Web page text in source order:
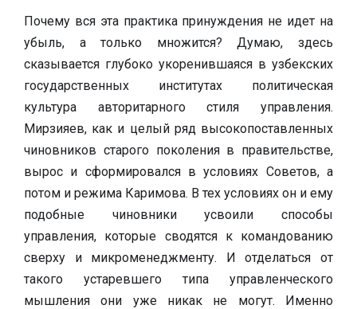
Почему вся эта практика принуждения не идет на
убыль, а только множится? Думаю, здесь
сказывается глубоко укоренившаяся в узбекских
государственных институтах политическая
культура авторитарного стиля управления.
Мирзияев, как и целый ряд высокопоставленных
чиновников старого поколения в правительстве,
вырос и сформировался в условиях Советов, а
потом и режима Каримова. В тех условиях он и ему
подобные чиновники усвоили способы
управления, которые сводятся к командованию
сверху и микроменеджменту. И отделаться от
такого устаревшего типа управленческого
мышления они уже никак не могут. Именно